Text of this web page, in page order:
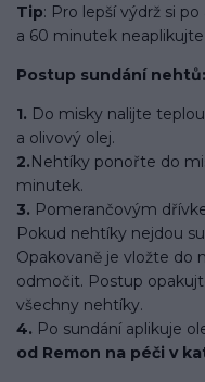
Tip: Pro lepší výdrž si
a 60 minutek
Postup sundání nehtů:
1. Do misky nalijte
a olivový olej.
2.Nehtíky ponořte do
minutek.
3. Pomerančovým
Pokud nehtíky nejdou
Opakovaně je vložte do
odmočit. Postup
všechny nehtíky.
4. Po sundání aplikuje
od Remon na péči v